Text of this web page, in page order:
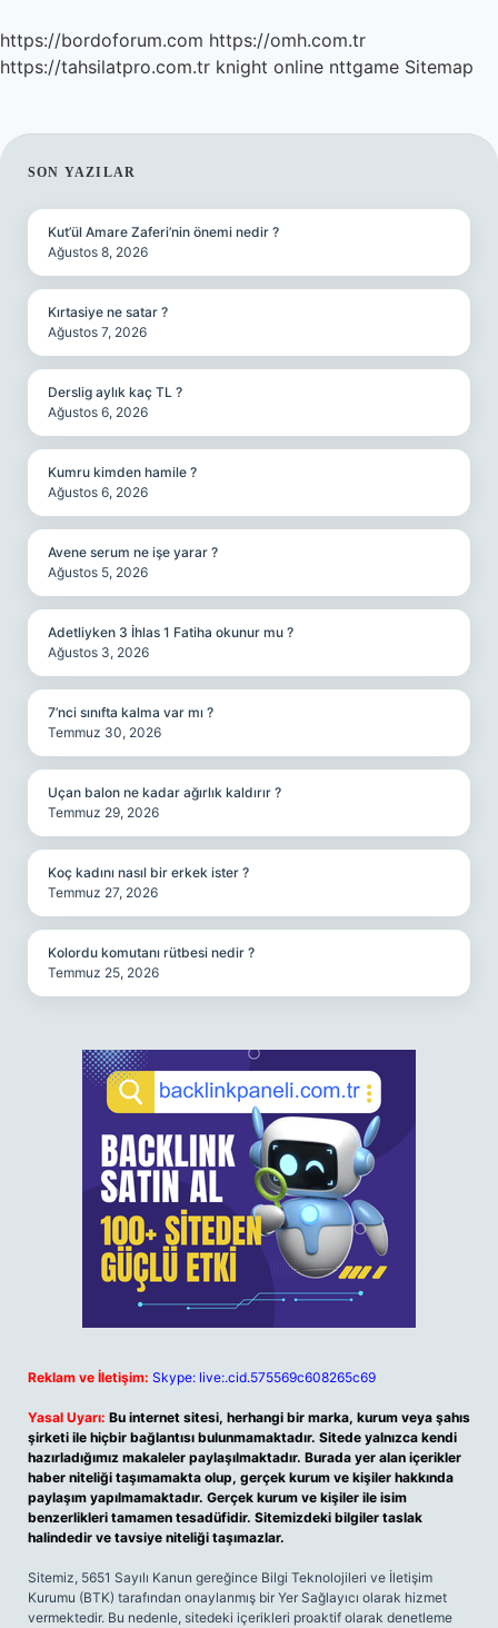
https://bordoforum.com https://omh.com.tr
https://tahsilatpro.com.tr knight online nttgame Sitemap
SIDEBAR
SON YAZILAR
Kut’ül Amare Zaferi’nin önemi nedir ?
Ağustos 8, 2026
Kırtasiye ne satar ?
Ağustos 7, 2026
Derslig aylık kaç TL ?
Ağustos 6, 2026
Kumru kimden hamile ?
Ağustos 6, 2026
Avene serum ne işe yarar ?
Ağustos 5, 2026
Adetliyken 3 İhlas 1 Fatiha okunur mu ?
Ağustos 3, 2026
7’nci sınıfta kalma var mı ?
Temmuz 30, 2026
Uçan balon ne kadar ağırlık kaldırır ?
Temmuz 29, 2026
Koç kadını nasıl bir erkek ister ?
Temmuz 27, 2026
Kolordu komutanı rütbesi nedir ?
Temmuz 25, 2026
Reklam ve İletişim: Skype: live:.cid.575569c608265c69
Yasal Uyarı: Bu internet sitesi, herhangi bir marka, kurum veya şahıs
şirketi ile hiçbir bağlantısı bulunmamaktadır. Sitede yalnızca kendi
hazırladığımız makaleler paylaşılmaktadır. Burada yer alan içerikler
haber niteliği taşımamakta olup, gerçek kurum ve kişiler hakkında
paylaşım yapılmamaktadır. Gerçek kurum ve kişiler ile isim
benzerlikleri tamamen tesadüfidir. Sitemizdeki bilgiler taslak
halindedir ve tavsiye niteliği taşımazlar.
Sitemiz, 5651 Sayılı Kanun gereğince Bilgi Teknolojileri ve İletişim
Kurumu (BTK) tarafından onaylanmış bir Yer Sağlayıcı olarak hizmet
vermektedir. Bu nedenle, sitedeki içerikleri proaktif olarak denetleme